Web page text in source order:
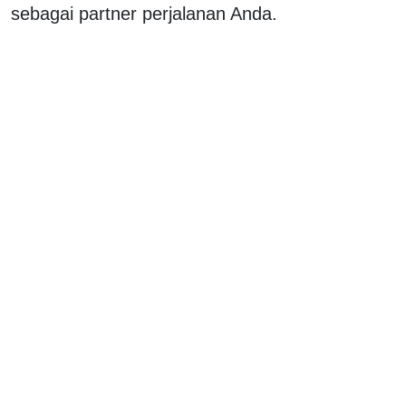
sebagai partner perjalanan Anda.